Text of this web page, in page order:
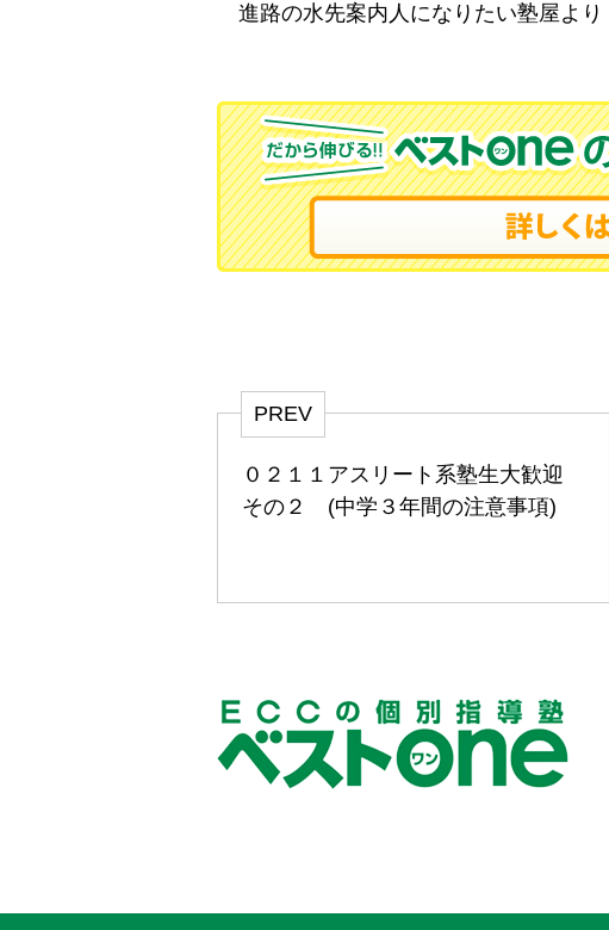
進路の水先案内人になりたい塾屋より
PREV
０２１１アスリート系塾生大歓迎
その２ (中学３年間の注意事項)